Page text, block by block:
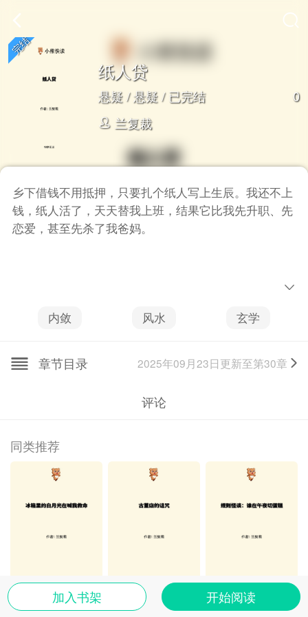
纸人贷
悬疑 /悬疑 / 已完结
兰复裁
0
乡下借钱不用抵押，只要扎个纸人写上生辰。我还不上
钱，纸人活了，天天替我上班，结果它比我先升职、先
恋爱，甚至先杀了我爸妈。
内敛 风水 玄学
章节目录 2025年09月23日更新至第30章
评论
同类推荐
冰箱里的白月光在喊我救命 古董店的诅咒
加入书架 开始阅读